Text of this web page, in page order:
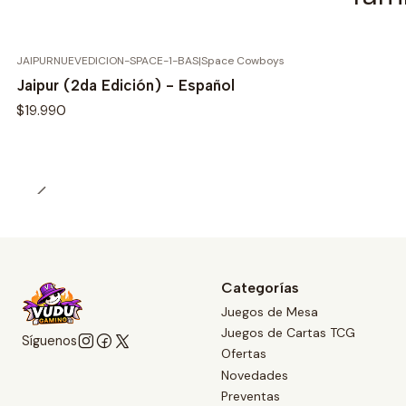
JAIPURNUEVEDICION-SPACE-1-BAS|Space Cowboys
Jaipur (2da Edición) - Español
$19.990
Síguenos
Categorías
Juegos de Mesa
Juegos de Cartas TCG
Ofertas
Novedades
Preventas